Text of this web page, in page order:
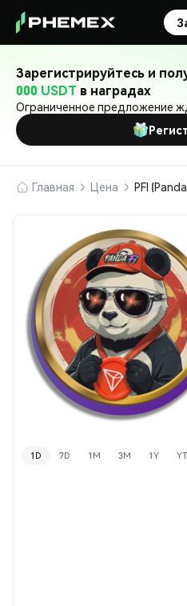
Зарегистрируйтесь и
000 USDT в наградах
Ограниченное предложение
Главная Цена PFI
1D 7D 1M 3M 1Y